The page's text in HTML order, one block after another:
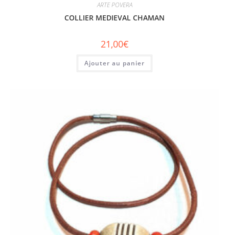
ARTE POVERA
COLLIER MEDIEVAL CHAMAN
21,00€
Ajouter au panier